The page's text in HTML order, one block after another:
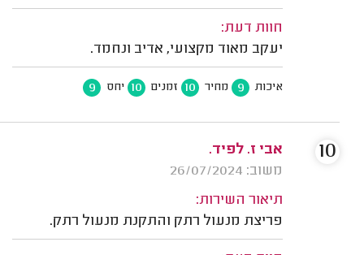
חוות דעת:
יעקב מאוד מקצועי, אדיב ונחמד.
איכות 9 מחיר 10 זמנים 10 יחס 9
אבי ז. לפיד.
משוב: 26/07/2024
תיאור השירות:
פריצת מנעול רתק והתקנת מנעול רתק.
10